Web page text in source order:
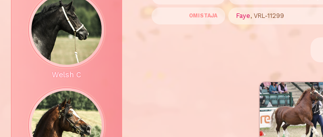
Welsh C
OMISTAJA Faye, VRL-11299